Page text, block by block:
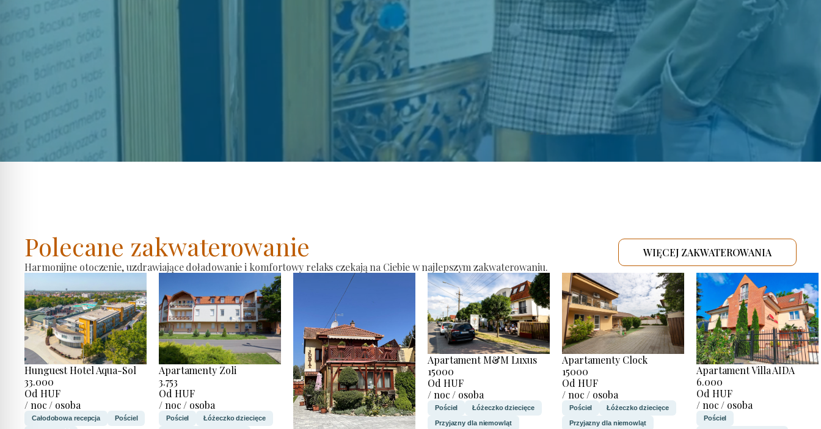
Polecane zakwaterowanie
Harmonijne otoczenie, uzdrawiające doładowanie i komfortowy relaks czekają na Ciebie w najlepszym zakwaterowaniu.
WIĘCEJ ZAKWATEROWANIA
Hunguest Hotel Aqua-Sol
33.000
Od HUF
/ noc / osoba
Całodobowa recepcja Pościel
Apartamenty Zoli
3.753
Od HUF
/ noc / osoba
Pościel Łóżeczko dziecięce
Apartament M&M Luxus
15000
Od HUF
/ noc / osoba
Pościel Łóżeczko dziecięce
Przyjazny dla niemowląt
Apartamenty Clock
15000
Od HUF
/ noc / osoba
Pościel Łóżeczko dziecięce
Przyjazny dla niemowląt
Apartament Villa AIDA
6.000
Od HUF
/ noc / osoba
Pościel